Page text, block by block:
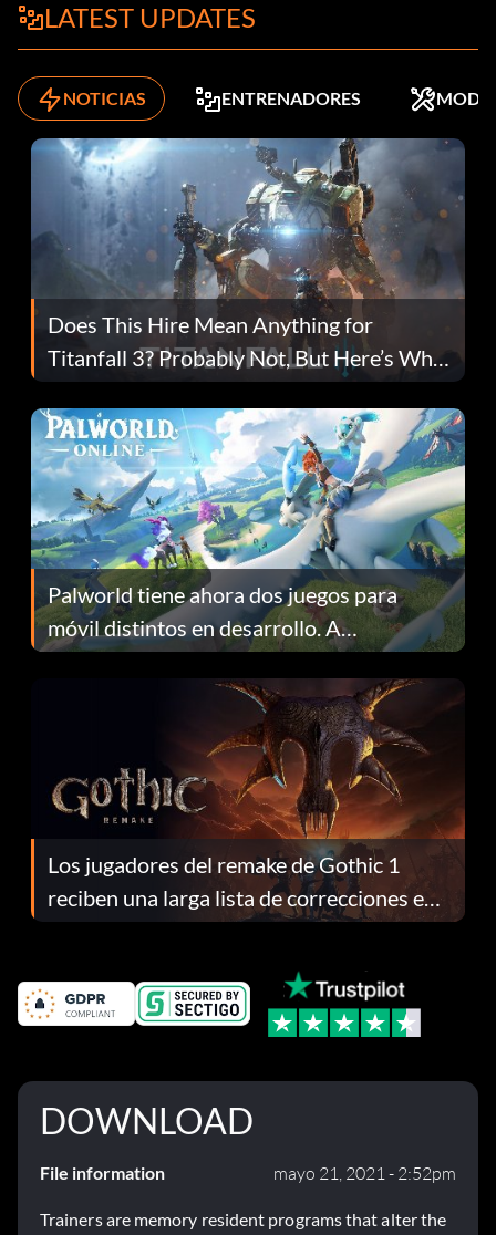
LATEST UPDATES
NOTICIAS ENTRENADORES MODS
Does This Hire Mean Anything for
Titanfall 3? Probably Not, But Here’s Why
Fans Are Hopeful
Palworld tiene ahora dos juegos para
móvil distintos en desarrollo. A
continuación te explicamos por qué.
Los jugadores del remake de Gothic 1
reciben una larga lista de correcciones en
el parche 1.0.4
DOWNLOAD
File information mayo 21, 2021 - 2:52pm
Trainers are memory resident programs that alter the